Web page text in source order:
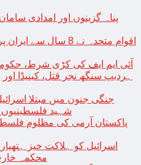
پناہ گزینوں اور امدادی
اقوام متحدہ نے 8 سال
آئی ایم ایف کی کڑی شرط،
ہردیپ سنگھ نجر قتل، کینیڈا
جنگی جنون میں مبتلا
شہید فلسطینیوں کی تعداد
پاکستان آرمی کی مظلوم
اسرائیل کو ہلاکت خیز
محکمہ